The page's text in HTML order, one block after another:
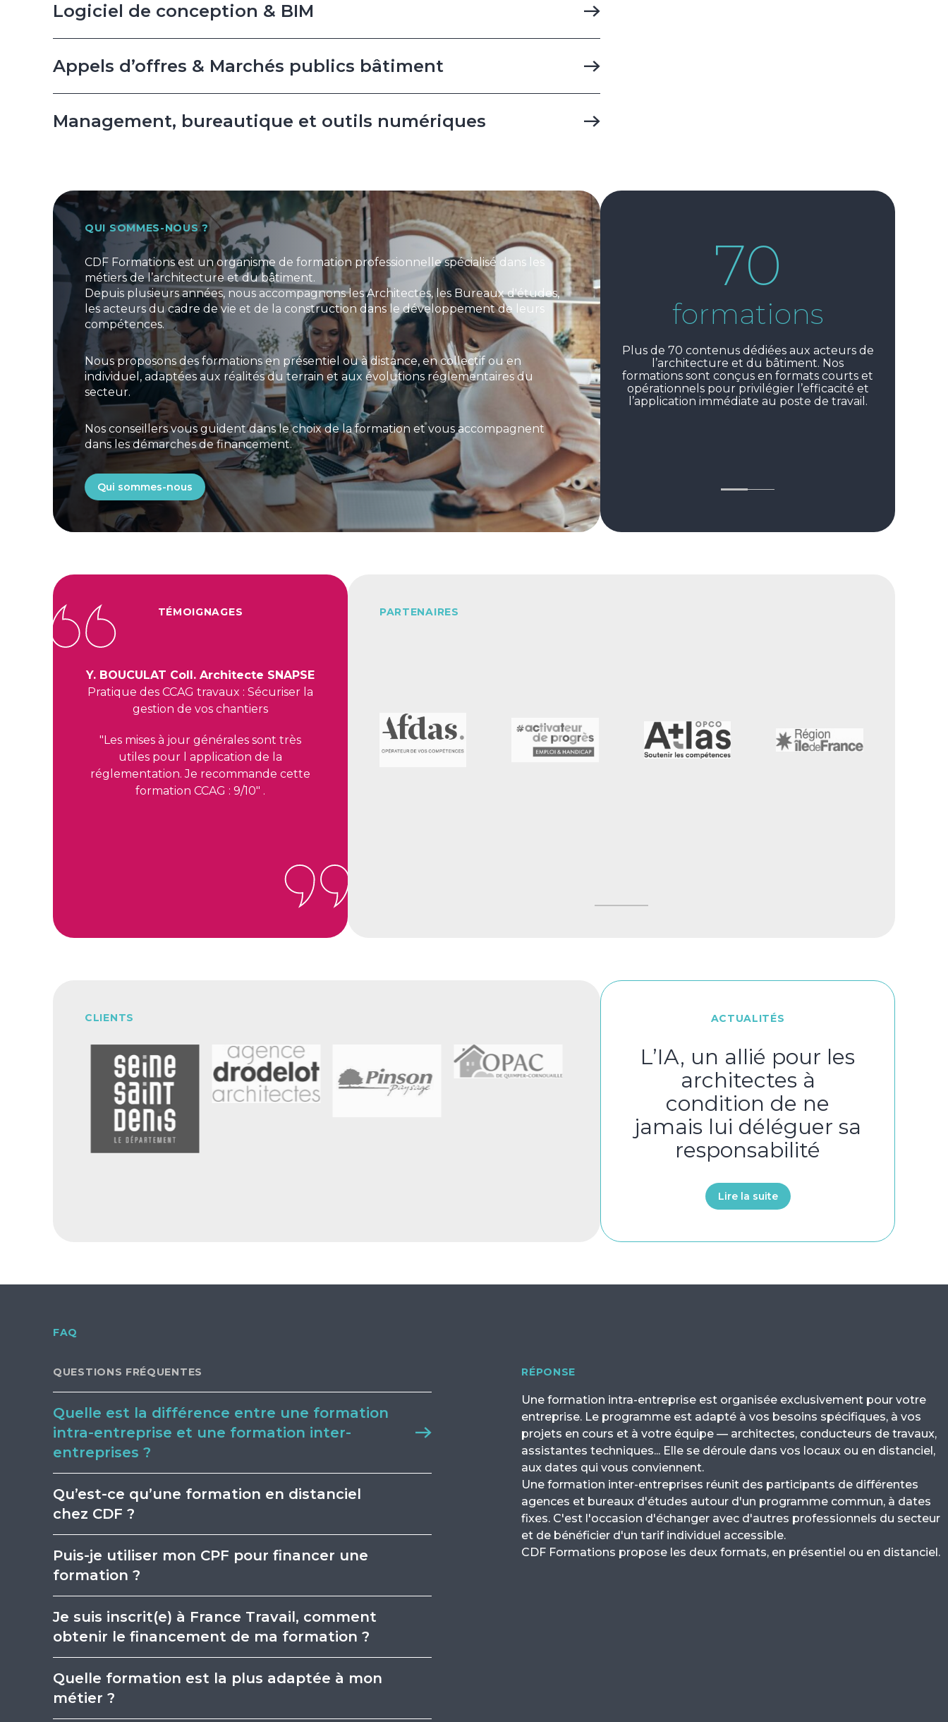
Logiciel de conception & BIM
Appels d’offres & Marchés publics bâtiment
Management, bureautique et outils numériques
QUI SOMMES-NOUS ?
CDF Formations est un organisme de formation professionnelle spécialisé dans les
métiers de l’architecture et du bâtiment.
Depuis plusieurs années, nous accompagnons les Architectes, les Bureaux d'études,
les acteurs du cadre de vie et de la construction dans le développement de leurs
compétences.
Nous proposons des formations en présentiel ou à distance, en collectif ou en
individuel, adaptées aux réalités du terrain et aux évolutions réglementaires du
secteur.
Nos conseillers vous guident dans le choix de la formation et vous accompagnent
dans les démarches de financement.
Qui sommes-nous
70
formations
Plus de 70 contenus dédiées aux acteurs de
l’architecture et du bâtiment. Nos
formations sont conçus en formats courts et
opérationnels pour privilégier l’efficacité et
l’application immédiate au poste de travail.
TÉMOIGNAGES
Y. BOUCULAT Coll. Architecte SNAPSE
Pratique des CCAG travaux : Sécuriser la
gestion de vos chantiers
"Les mises à jour générales sont très
utiles pour l application de la
réglementation. Je recommande cette
formation CCAG : 9/10" .
PARTENAIRES
CLIENTS ACTUALITÉS
L’IA, un allié pour les
architectes à
condition de ne
jamais lui déléguer sa
responsabilité
Lire la suite
FAQ
QUESTIONS FRÉQUENTES
Quelle est la différence entre une formation
intra-entreprise et une formation inter-
entreprises ?
RÉPONSE
Une formation intra-entreprise est organisée exclusivement pour votre
entreprise. Le programme est adapté à vos besoins spécifiques, à vos
projets en cours et à votre équipe — architectes, conducteurs de travaux,
assistantes techniques... Elle se déroule dans vos locaux ou en distanciel,
aux dates qui vous conviennent.
Une formation inter-entreprises réunit des participants de différentes
agences et bureaux d'études autour d'un programme commun, à dates
fixes. C'est l'occasion d'échanger avec d'autres professionnels du secteur
et de bénéficier d'un tarif individuel accessible.
CDF Formations propose les deux formats, en présentiel ou en distanciel.
Qu’est-ce qu’une formation en distanciel
chez CDF ?
Puis-je utiliser mon CPF pour financer une
formation ?
Je suis inscrit(e) à France Travail, comment
obtenir le financement de ma formation ?
Quelle formation est la plus adaptée à mon
métier ?